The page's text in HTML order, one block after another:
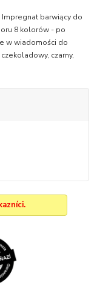
barwiący do
8 kolorów - po
w wiadomości do
czarny,